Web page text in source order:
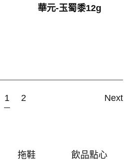
華元-玉蜀黍12g
1 2 Next
拖鞋 飲品點心